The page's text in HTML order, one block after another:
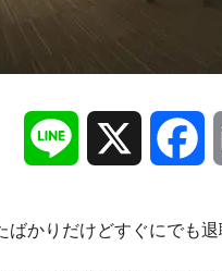
Line
ばかりだけどすぐにでも退